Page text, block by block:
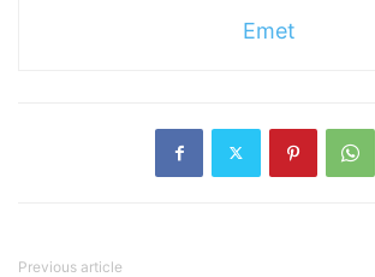
Emet
Previous article